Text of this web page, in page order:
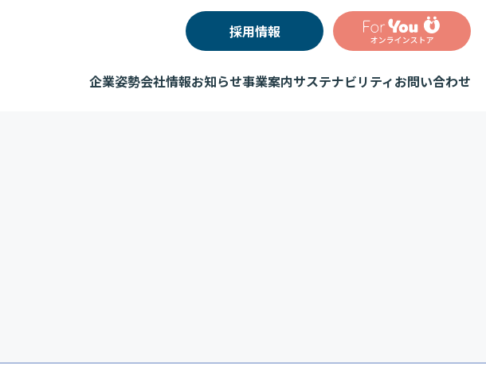
企業姿勢会社情報お知らせ事業案内サステナビリティお問い合わせ
採用情報